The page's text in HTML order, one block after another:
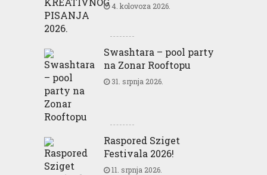
4. kolovoza 2026.
Swashtara – pool party
na Zonar Rooftopu
31. srpnja 2026.
Raspored Sziget
Festivala 2026!
11. srpnja 2026.